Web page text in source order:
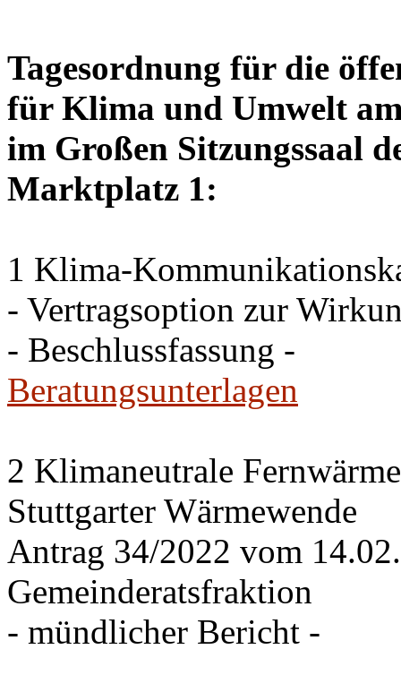
Tagesordnung für die
für Klima und Umwelt
im Großen Sitzungssaal
Marktplatz 1:
1 Klima-
- Vertragsoption zur
- Beschlussfassung -
Beratungsunterlagen
2 Klimaneutrale
Stuttgarter Wärmewende
Antrag 34/2022 vom
Gemeinderatsfraktion
- mündlicher Bericht -